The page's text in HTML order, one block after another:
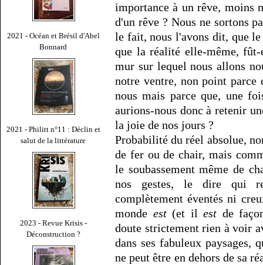
2021 - Océan et Brésil d'Abel
Bonnard
2021 - Philitt n°11 : Déclin et
salut de la littérature
2023 - Revue Krisis -
Déconstruction ?
importance à un rêve, moins
d'un rêve ? Nous ne sortons
le fait, nous l'avons dit, que
que la réalité elle-même,
mur sur lequel nous allons
notre ventre, non point
nous mais parce que, une
aurions-nous donc à retenir
la joie de nos jours ?
Probabilité du réel absolue,
de fer ou de chair, mais
le soubassement même de
nos gestes, le dire qui
complètement éventés ni
monde est(et ilest de
doute strictement rien à voir
dans ses fabuleux
ne peut être en dehors de sa